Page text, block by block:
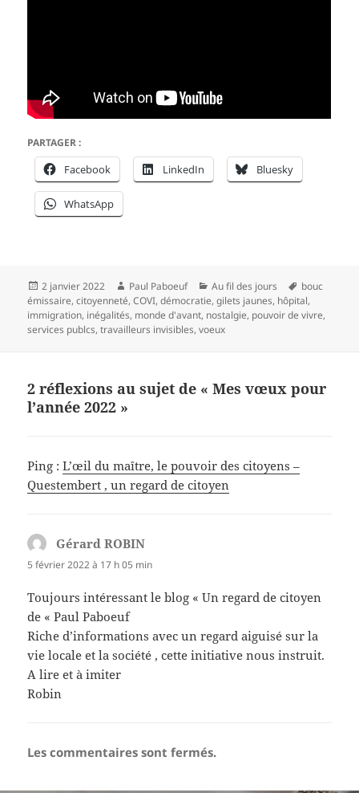
PARTAGER :
Facebook LinkedIn Bluesky
WhatsApp
Publié
le
2 janvier 2022 Auteur
Paul Paboeuf Catégories
Au fil des jours
Mots-
clés
bouc
émissaire,citoyenneté,COVI,démocratie,gilets jaunes, hôpital,
immigration, inégalités, monde d'avant, nostalgie, pouvoir de vivre,
services publcs,travailleurs invisibles,voeux
2 réflexions au sujet de « Mes vœux pour
l’année 2022 »
Ping :L’œil du maître, le pouvoir des citoyens –
Questembert , un regard de citoyen
Gérard ROBIN
5 février 2022 à 17 h 05 min
Toujours intéressant le blog « Un regard de citoyen
de « Paul Paboeuf
Riche d’informations avec un regard aiguisé sur la
vie locale et la société , cette initiative nous instruit.
A lire et à imiter
Robin
Les commentaires sont fermés.